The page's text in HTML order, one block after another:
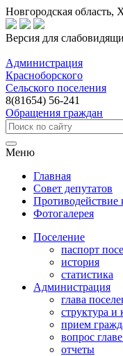
Новгородская
Версия для
Администрация
Красноборского
Сельского поселения
8(81654) 56-241
Обращения граждан
Меню
Главная
Совет депутатов
Противодействие
Фотогалерея
Поселение
паспорт
история
статистика
Администрация
глава
структура и
прием
вопрос
отчеты